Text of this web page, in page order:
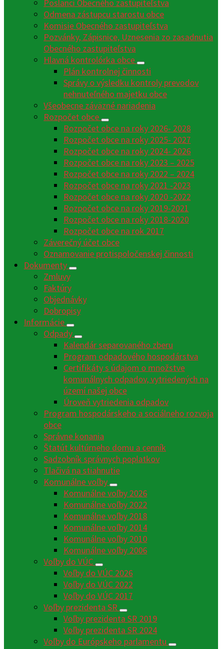
Poslanci Obecného zastupiteľstva
Odmena zástupcu starostu obce
Komisie Obecného zastupiteľstva
Pozvánky, Zápisnice, Uznesenia zo zasadnutia
Obecného zastupiteľstva
Hlavná kontrolórka obce
Plán kontrolnej činnosti
Správy o výsledku kontroly prevodov
nehnuteľného majetku obce
Všeobecne záväzné nariadenia
Rozpočet obce
Rozpočet obce na roky 2026- 2028
Rozpočet obce na roky 2025- 2027
Rozpočet obce na roky 2024- 2026
Rozpočet obce na roky 2023 – 2025
Rozpočet obce na roky 2022 – 2024
Rozpočet obce na roky 2021 -2023
Rozpočet obce na roky 2020 -2022
Rozpočet obce na roky 2019-2021
Rozpočet obce na roky 2018-2020
Rozpočet obce na rok 2017
Záverečný účet obce
Oznamovanie protispoločenskej činnosti
Dokumenty
Zmluvy
Faktúry
Objednávky
Dobropisy
Informácie
Odpady
Kalendár separovaného zberu
Program odpadového hospodárstva
Certifikáty s údajom o množstve
komunálnych odpadov, vytriedených na
území našej obce
Úroveň vytriedenia odpadov
Program hospodárskeho a sociálneho rozvoja
obce
Správne konania
Štatút kultúrneho domu a cenník
Sadzobník správnych poplatkov
Tlačivá na stiahnutie
Komunálne voľby
Komunálne voľby 2026
Komunálne voľby 2022
Komunálne voľby 2018
Komunálne voľby 2014
Komunálne voľby 2010
Komunálne voľby 2006
Voľby do VÚC
Voľby do VÚC 2026
Voľby do VÚC 2022
Voľby do VÚC 2017
Voľby prezidenta SR
Voľby prezidenta SR 2019
Voľby prezidenta SR 2024
Voľby do Európskeho parlamentu